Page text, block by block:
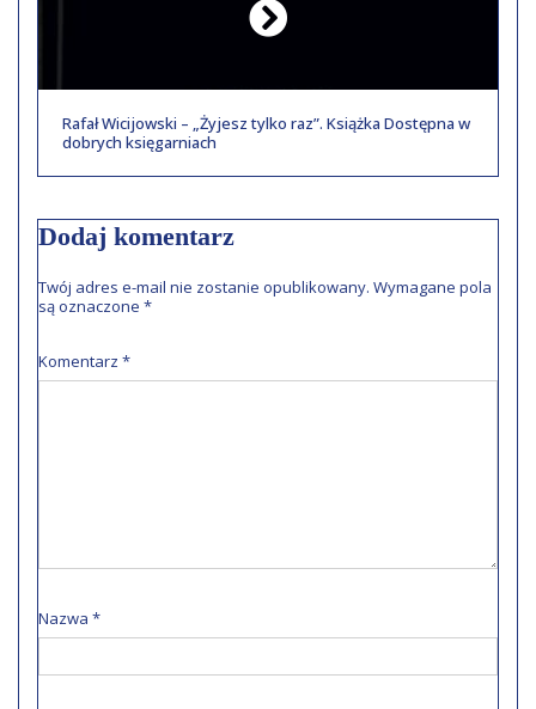
Rafał Wicijowski – „Żyjesz tylko raz”. Książka Dostępna w
dobrych księgarniach
Dodaj komentarz
Twój adres e-mail nie zostanie opublikowany. Wymagane pola
są oznaczone *
Komentarz *
Nazwa *